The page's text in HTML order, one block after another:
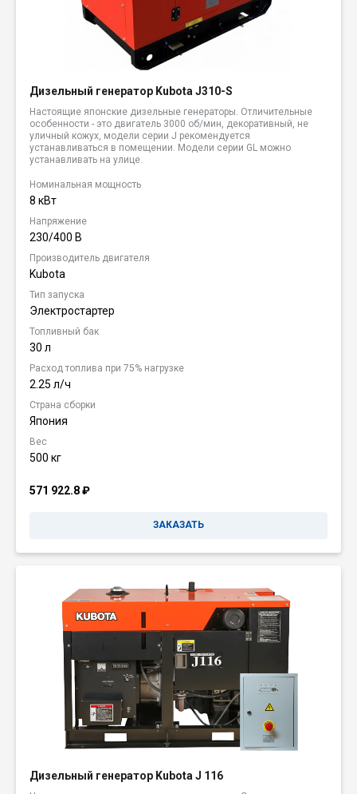
Дизельный генератор Kubota J310-S
Настоящие японские дизельные генераторы. Отличительные
особенности - это двигатель 3000 об/мин, декоративный, не
уличный кожух, модели серии J рекомендуется
устанавливаться в помещении. Модели серии GL можно
устанавливать на улице.
Номинальная мощность
8 кВт
Напряжение
230/400 В
Производитель двигателя
Kubota
Тип запуска
Электростартер
Топливный бак
30 л
Расход топлива при 75% нагрузке
2.25 л/ч
Страна сборки
Япония
Вес
500 кг
571 922.8₽
ЗАКАЗАТЬ
Дизельный генератор Kubota J 116